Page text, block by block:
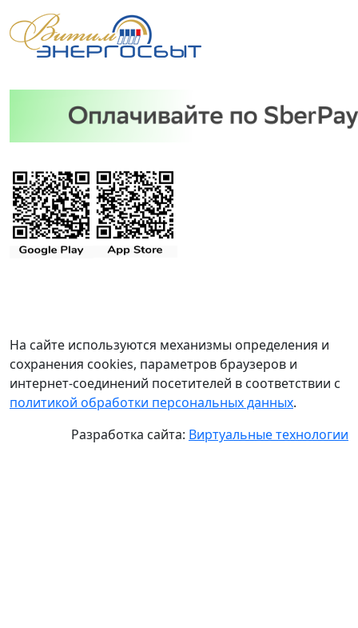
На сайте используются механизмы определения и
сохранения cookies, параметров браузеров и
интернет-соединений посетителей в соответствии с
политикой обработки персональных данных.
Разработка сайта: Виртуальные технологии